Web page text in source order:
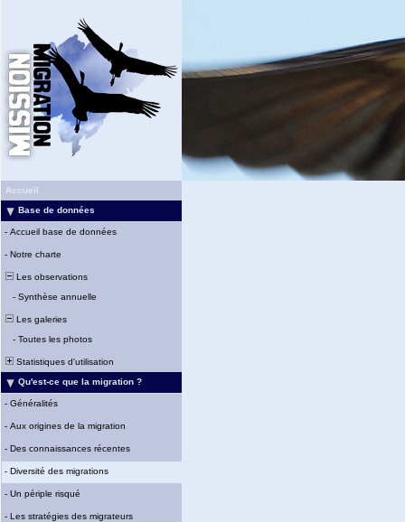
Accueil
Base de données
- Accueil base de données
- Notre charte
Les observations
- Synthèse annuelle
Les galeries
- Toutes les photos
Statistiques d'utilisation
Qu'est-ce que la migration ?
- Généralités
- Aux origines de la migration
- Des connaissances récentes
- Diversité des migrations
- Un périple risqué
- Les stratégies des migrateurs